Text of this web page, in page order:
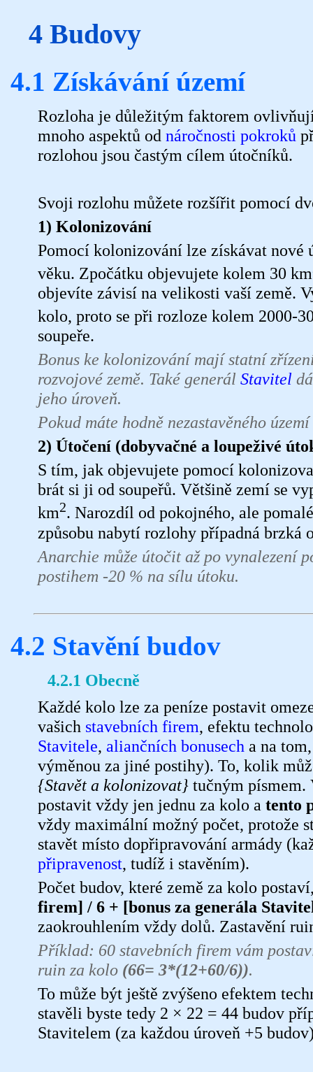
4 Budovy
4.1 Získávání území
Rozloha je důležitým faktorem
mnoho aspektů od náročnosti pokroků
rozlohou jsou častým cílem útočníků.
Svoji rozlohu můžete rozšířit pomocí
1) Kolonizování
Pomocí kolonizování lze získávat nové
věku. Zpočátku objevujete kolem 30 km
objevíte závisí na velikosti vaší země.
kolo, proto se při rozloze kolem 2000-
soupeře.
Bonus ke kolonizování mají statní
rozvojové země. Také generál Stavitel
jeho úroveň.
Pokud máte hodně nezastavěného
2) Útočení (dobyvačné a loupeživé
S tím, jak objevujete pomocí
brát si ji od soupeřů. Většině zemí se
km2. Narozdíl od pokojného, ale
způsobu nabytí rozlohy případná brzká
Anarchie může útočit až po vynalezení
postihem -20 % na sílu útoku.
4.2 Stavění budov
4.2.1 Obecně
Každé kolo lze za peníze postavit
vašich stavebních firem, efektu
Stavitele, aliančních bonusech a na
výměnou za jiné postihy). To, kolik
{Stavět a kolonizovat} tučným
postavit vždy jen jednu za kolo a tento
vždy maximální možný počet, protože
stavět místo dopřipravování armády
připravenost, tudíž i stavěním).
Počet budov, které země za kolo
firem] / 6 + [bonus za generála
zaokrouhlením vždy dolů. Zastavění
Příklad: 60 stavebních firem vám
ruin za kolo (66= 3*(12+60/6)).
To může být ještě zvýšeno efektem
stavěli byste tedy 2 × 22 = 44 budov
Stavitelem (za každou úroveň +5